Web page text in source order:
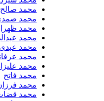
محمد صالح اصغرزاده
محمد صمدی
محمد ظهرابی
محمد عبدالی
محمد عبدی
محمد عرفانی
محمد علیزاده
محمد فاتح
محمد فرزان صادقی
محمد قضات